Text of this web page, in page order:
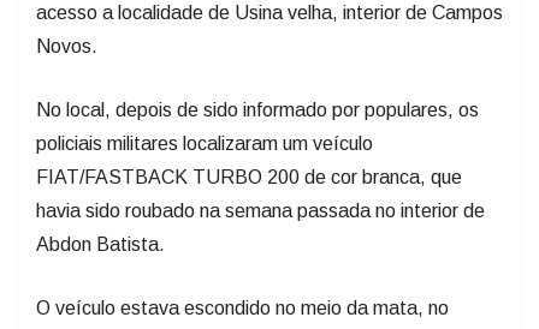
acesso a localidade de Usina velha, interior de Campos
Novos.
No local, depois de sido informado por populares, os
policiais militares localizaram um veículo
FIAT/FASTBACK TURBO 200 de cor branca, que
havia sido roubado na semana passada no interior de
Abdon Batista.
O veículo estava escondido no meio da mata, no